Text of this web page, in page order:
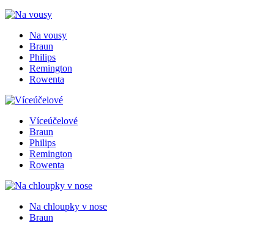
Na vousy
Braun
Philips
Remington
Rowenta
Víceúčelové
Braun
Philips
Remington
Rowenta
Na chloupky v nose
Braun